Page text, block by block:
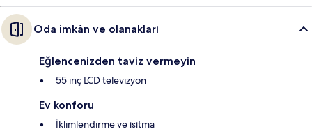
Oda imkân ve olanakları
Eğlencenizden taviz vermeyin
55 inç LCD televizyon
Ev konforu
İklimlendirme ve ısıtma